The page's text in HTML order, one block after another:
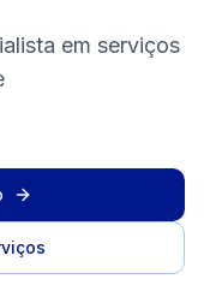
em serviços